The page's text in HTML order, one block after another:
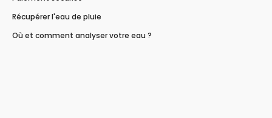
Récupérer l'eau de pluie
Où et comment analyser votre eau ?